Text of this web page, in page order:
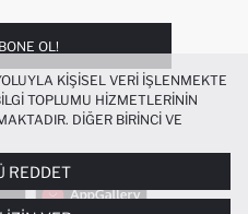
OL!
KIŞISEL VERI IŞLENMEKTE
TOPLUMU HIZMETLERININ
DIĞER BIRINCI VE
DAHA IYI BIR ALIŞVERIŞ
DAHA IŞLEVSEL KILINMASI VE
HALINDE, SIZLERE
YAPILMASI AMAÇLARIYLA
REDDET